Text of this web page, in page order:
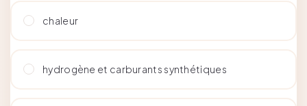
chaleur
hydrogène et carburants synthétiques